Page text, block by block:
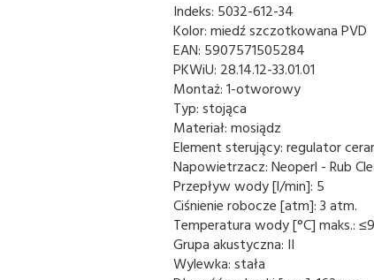
Indeks: 5032-612-34
Kolor:miedź szczotkowana PVD
EAN: 5907571505284
PKWiU: 28.14.12-33.01.01
Montaż:1-otworowy
Typ:stojąca
Materiał:mosiądz
Element sterujący:regulator
Napowietrzacz:Neoperl - Rub
Przepływ wody [l/min]: 5
Ciśnienie robocze [atm]:3 atm.
Temperatura wody [°C] maks.:
Grupa akustyczna: II
Wylewka:stała